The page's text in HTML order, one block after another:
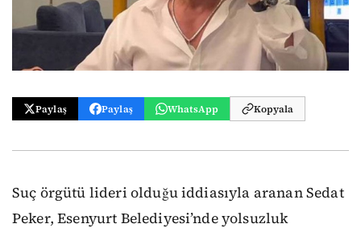
Paylaş Paylaş WhatsApp Kopyala
Suç örgütü lideri olduğu iddiasıyla aranan Sedat
Peker, Esenyurt Belediyesi’nde yolsuzluk